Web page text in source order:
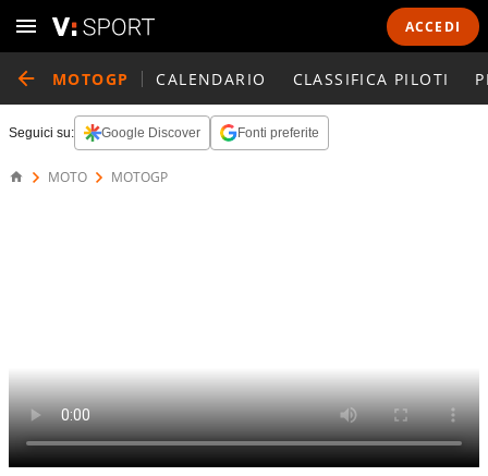
ACCEDI
MOTOGP CALENDARIO CLASSIFICA PILOTI
Seguici su: Google Discover Fonti preferite
MOTO MOTOGP